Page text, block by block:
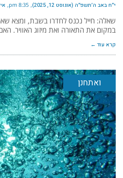
י״ח באב ה׳תשפ״ה (אוגוסט 12, 2025) 8:35 pm
שאלה: חייל נכנס לחדרו בשבת, ומצא
במקום את התאורה ואת מיזוג האוויר.
קרא עוד ←
ואתחנן